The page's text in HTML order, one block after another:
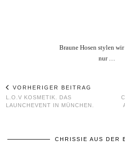
Braune Hosen stylen wir
nur …
VORHERIGER BEITRAG
L.O.V KOSMETIK. DAS
LAUNCHEVENT IN MÜNCHEN.
CHRISSIE AUS DER